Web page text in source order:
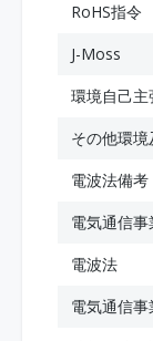
RoHS指令
J-Moss
環境自己主
その他環
電波法備考
電気通信
電波法
電気通信事